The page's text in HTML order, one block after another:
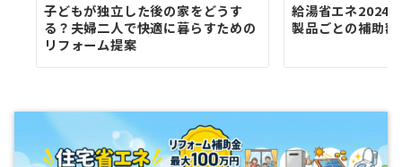
子どもが独立した後の家をどうす
る？夫婦二人で快適に暮らすための
リフォーム提案
給湯省エネ2024
製品ごとの補助